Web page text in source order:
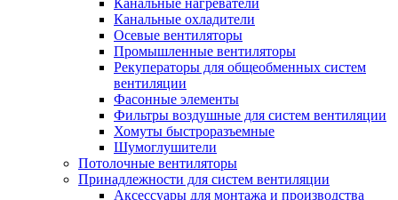
Канальные нагреватели
Канальные охладители
Осевые вентиляторы
Промышленные вентиляторы
Рекуператоры для общеобменных систем
вентиляции
Фасонные элементы
Фильтры воздушные для систем вентиляции
Хомуты быстроразъемные
Шумоглушители
Потолочные вентиляторы
Принадлежности для систем вентиляции
Аксессуары для монтажа и производства